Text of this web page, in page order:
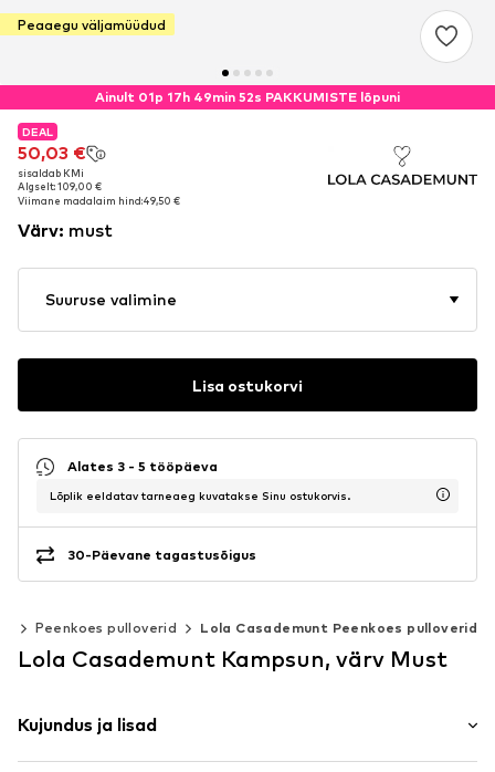
Peaaegu väljamüüdud
Ainult 01p 17h 49min 51s PAKKUMISTE lõpuni
DEAL
50,03 €
sisaldab KMi
Algselt: 109,00 €
Viimane madalaim hind:49,50 €
DEAL
50,03 €
sisaldab KMi
Algselt: 109,00 €
Viimane madalaim hind:49,50 €
Värv: must
Suuruse valimine
Lisa ostukorvi
Alates 3 - 5 tööpäeva
Lõplik eeldatav tarneaeg kuvatakse Sinu ostukorvis.
30-Päevane tagastusõigus
Peenkoes pulloverid Lola Casademunt Peenkoes pulloverid
Lola Casademunt Kampsun, värv Must
Kujundus ja lisad